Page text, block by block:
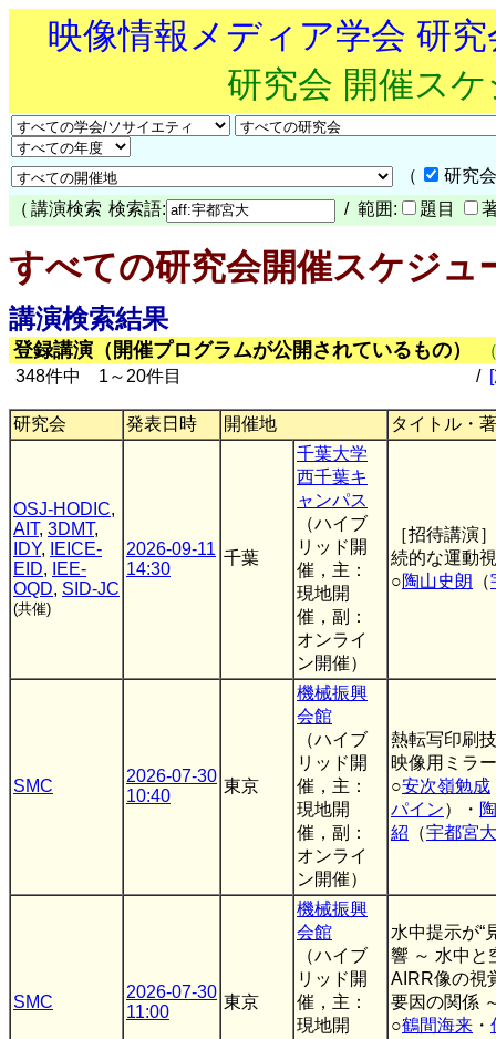
映像情報メディア学会 研
研究会 開催ス
（
研究
（ 講演検索 検索語: / 範囲: 題目
すべての研究会開催スケジュ
講演検索結果
登録講演（開催プログラムが公開されているもの）
348件中 1～20件目
/
研究会 発表日時 開催地 タイトル・
OSJ-HODIC,
AIT, 3DMT,
IDY,
IEICE-
EID,
IEE-
OQD, SID-JC
(共催)
2026-09-11
14:30
千葉
千葉大学
西千葉キ
ャンパス
（ハイブ
リッド開
催，主：
現地開
催，副：
オンライ
ン開催）
［招待講演
続的な運動
○陶山史朗 （
SMC
2026-07-30
10:40
東京
機械振興
会館
（ハイブ
リッド開
催，主：
現地開
催，副：
オンライ
ン開催）
熱転写印刷
映像用ミラ
○安次嶺勉成
パイン）・
紹 （宇都宮大
SMC
2026-07-30
11:00
東京
機械振興
会館
（ハイブ
リッド開
催，主：
現地開
水中提示が“
響 ～ 水中と
AIRR像の視
要因の関係
○鶴間海来 ・